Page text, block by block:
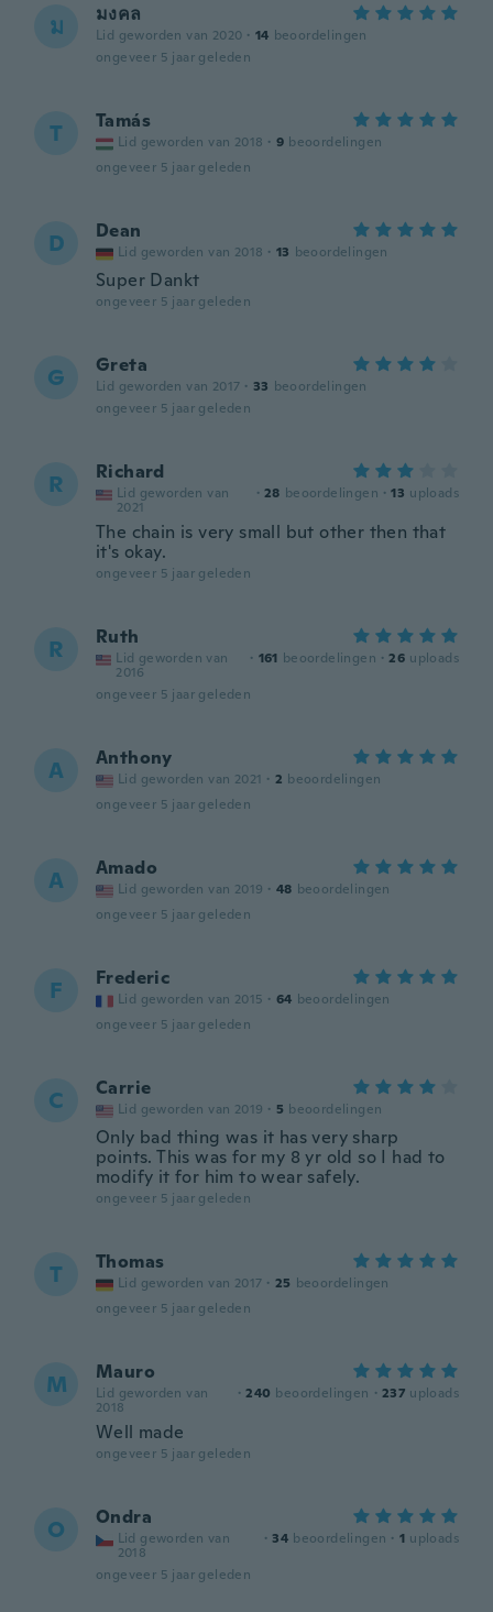
ม มงคล
Lid geworden van 2020 · 14 beoordelingen
ongeveer 5 jaar geleden
T Tamás
Lid geworden van 2018 · 9 beoordelingen
ongeveer 5 jaar geleden
D Dean
Lid geworden van 2018 · 13 beoordelingen
Super Dankt
ongeveer 5 jaar geleden
G Greta
Lid geworden van 2017 · 33 beoordelingen
ongeveer 5 jaar geleden
R Richard
Lid geworden van
2021
· 28 beoordelingen · 13 uploads
The chain is very small but other then that
it's okay.
ongeveer 5 jaar geleden
R Ruth
Lid geworden van
2016
· 161 beoordelingen · 26 uploads
ongeveer 5 jaar geleden
A Anthony
Lid geworden van 2021 · 2 beoordelingen
ongeveer 5 jaar geleden
A Amado
Lid geworden van 2019 · 48 beoordelingen
ongeveer 5 jaar geleden
F Frederic
Lid geworden van 2015 · 64 beoordelingen
ongeveer 5 jaar geleden
C Carrie
Lid geworden van 2019 · 5 beoordelingen
Only bad thing was it has very sharp
points. This was for my 8 yr old so I had to
modify it for him to wear safely.
ongeveer 5 jaar geleden
T Thomas
Lid geworden van 2017 · 25 beoordelingen
ongeveer 5 jaar geleden
M Mauro
Lid geworden van
2018
· 240 beoordelingen · 237 uploads
Well made
ongeveer 5 jaar geleden
O Ondra
Lid geworden van
2018
· 34 beoordelingen · 1 uploads
ongeveer 5 jaar geleden